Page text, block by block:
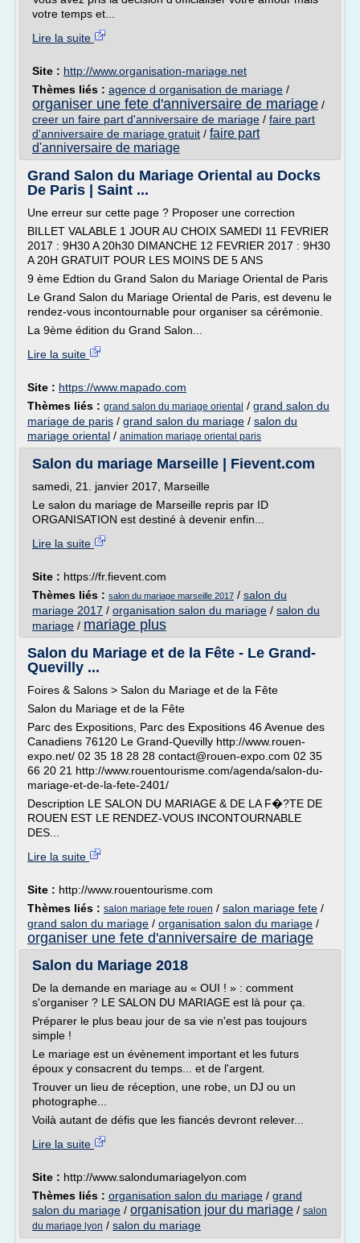
votre temps et...
Lire la suite
Site : http://www.organisation-mariage.net
Thèmes liés : agence d organisation de mariage /
organiser une fete d'anniversaire de mariage /
creer un faire part d'anniversaire de mariage / faire part
d'anniversaire de mariage gratuit / faire part
d'anniversaire de mariage
Grand Salon du Mariage Oriental au Docks
De Paris | Saint ...
Une erreur sur cette page ? Proposer une correction
BILLET VALABLE 1 JOUR AU CHOIX SAMEDI 11 FEVRIER
2017 : 9H30 A 20h30 DIMANCHE 12 FEVRIER 2017 : 9H30
A 20H GRATUIT POUR LES MOINS DE 5 ANS
9 ème Edtion du Grand Salon du Mariage Oriental de Paris
Le Grand Salon du Mariage Oriental de Paris, est devenu le
rendez-vous incontournable pour organiser sa cérémonie.
La 9ème édition du Grand Salon...
Lire la suite
Site : https://www.mapado.com
Thèmes liés : grand salon du mariage oriental / grand salon du
mariage de paris / grand salon du mariage / salon du
mariage oriental / animation mariage oriental paris
Salon du mariage Marseille | Fievent.com
samedi, 21. janvier 2017, Marseille
Le salon du mariage de Marseille repris par ID
ORGANISATION est destiné à devenir enfin...
Lire la suite
Site : https://fr.fievent.com
Thèmes liés : salon du mariage marseille 2017 / salon du
mariage 2017 / organisation salon du mariage / salon du
mariage / mariage plus
Salon du Mariage et de la Fête - Le Grand-
Quevilly ...
Foires & Salons > Salon du Mariage et de la Fête
Salon du Mariage et de la Fête
Parc des Expositions, Parc des Expositions 46 Avenue des
Canadiens 76120 Le Grand-Quevilly http://www.rouen-
expo.net/ 02 35 18 28 28 contact@rouen-expo.com 02 35
66 20 21 http://www.rouentourisme.com/agenda/salon-du-
mariage-et-de-la-fete-2401/
Description LE SALON DU MARIAGE & DE LA F�?TE DE
ROUEN EST LE RENDEZ-VOUS INCONTOURNABLE
DES...
Lire la suite
Site : http://www.rouentourisme.com
Thèmes liés : salon mariage fete rouen / salon mariage fete /
grand salon du mariage / organisation salon du mariage /
organiser une fete d'anniversaire de mariage
Salon du Mariage 2018
De la demande en mariage au « OUI ! » : comment
s'organiser ? LE SALON DU MARIAGE est là pour ça.
Préparer le plus beau jour de sa vie n'est pas toujours
simple !
Le mariage est un évènement important et les futurs
époux y consacrent du temps... et de l'argent.
Trouver un lieu de réception, une robe, un DJ ou un
photographe...
Voilà autant de défis que les fiancés devront relever...
Lire la suite
Site : http://www.salondumariagelyon.com
Thèmes liés : organisation salon du mariage / grand
salon du mariage / organisation jour du mariage / salon
du mariage lyon / salon du mariage